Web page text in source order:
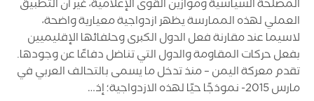
المصلحة السياسية وموازين القوى الإعلامية، غير أن التطبيق
العملي لهذه الممارسة يظهر ازدواجية معيارية واضحة،
لاسيما عند مقارنة فعل الدول الكبرى وحلفائها الإقليميين
بفعل حركات المقاومة والدول التي تناضل دفاعًا عن وجودها.
تقدم معركة اليمن – منذ تدخل ما يسمى بالتحالف العربي في
مارس 2015- نموذجًا حيًا لهذه الازدواجية؛ إذ…